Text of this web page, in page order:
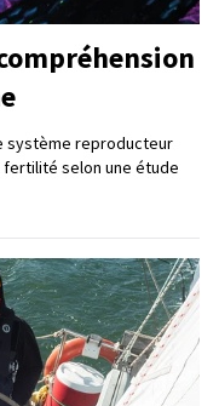
système reproducteur
fertilité selon une étude